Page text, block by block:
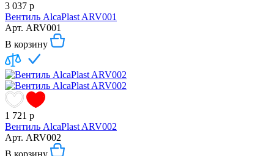
3 037 р
Вентиль AlcaPlast ARV001
Арт. ARV001
В корзину
1 721 р
Вентиль AlcaPlast ARV002
Арт. ARV002
В корзину